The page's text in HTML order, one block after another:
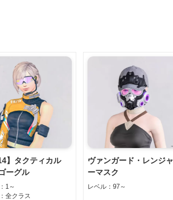
】タクティカル
ーグル
1～
全クラス
ヴァンガード・レンジャ
ーマスク
レベル：97～